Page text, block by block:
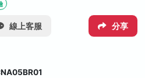
線上客服 分享